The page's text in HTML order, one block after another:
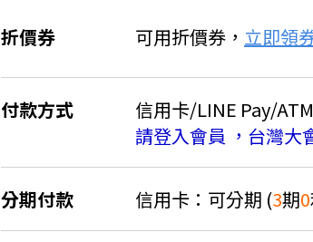
折價券 可用折價券， 立即領
付款方式
信用卡/LINE Pay/ATM
請登入會員 ，台灣大
分期付款 信用卡：可分期 (3期0
＊實際可分期數、適用利率，請以購